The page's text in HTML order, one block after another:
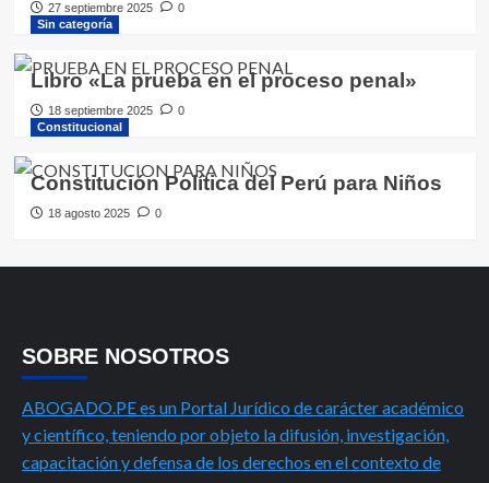
27 septiembre 2025
0
Sin categoría
Libro «La prueba en el proceso penal»
18 septiembre 2025
0
Constitucional
Constitución Política del Perú para Niños
18 agosto 2025 0
SOBRE NOSOTROS
ABOGADO.PE es un Portal Jurídico de carácter académico
y científico, teniendo por objeto la difusión, investigación,
capacitación y defensa de los derechos en el contexto de